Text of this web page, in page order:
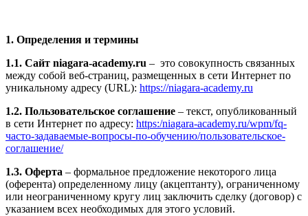
1. Определения и термины
1.1. Сайт niagara-academy.ru – это совокупность связанных
между собой веб-страниц, размещенных в сети Интернет по
уникальному адресу (URL): https://niagara-academy.ru
1.2. Пользовательское соглашение – текст, опубликованный
в сети Интернет по адресу: https:/niagara-academy.ru/wpm/fq-
часто-задаваемые-вопросы-по-обучению/пользовательское-
соглашение/
1.3. Оферта – формальное предложение некоторого лица
(оферента) определенному лицу (акцептанту), ограниченному
или неограниченному кругу лиц заключить сделку (договор) с
указанием всех необходимых для этого условий.